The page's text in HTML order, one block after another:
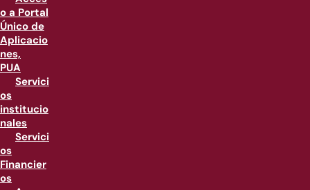
o a Portal
Único de
Aplicacio
nes,
PUA
Servici
os
institucio
nales
Servici
os
Financier
os